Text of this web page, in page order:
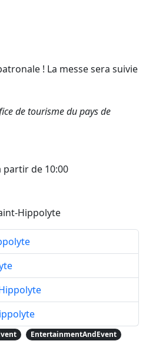
! La messe sera suivie
de tourisme du pays de
partir de 10:00
Hippolyte
EntertainmentAndEvent